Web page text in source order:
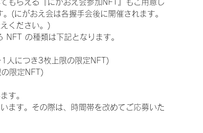
もらえる『にがおえ会参加NFT』もご用意し
(にがおえ会は各握手会後に開催されます。
ください。)
の種類は下記となります。
人につき3枚上限の限定NFT)
限定NFT)
す。
ます。その際は、時間帯を改めてご応募いた